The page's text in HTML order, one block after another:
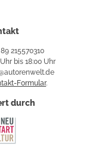
215570310
bis 18:00 Uhr
Formular.
durch